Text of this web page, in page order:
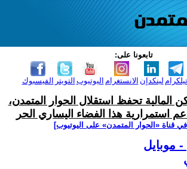
تابعونا على:
الفيسبوك التويتر اليوتيوب الانستغرام لينكدإن تيلكرام
المالية تحفظ استقلال الحوار المتمدن،
استمرارية هذا الفضاء اليساري الحر
قناة ‫«الحوار المتمدن» على اليوتيوب]
- موبايل